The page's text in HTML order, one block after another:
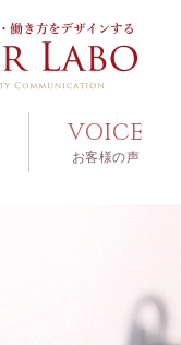
VOICE
お客様の声